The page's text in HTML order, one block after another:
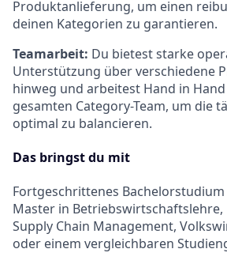
Produktanlieferung, um einen
deinen Kategorien zu garantieren.
Teamarbeit: Du bietest starke
Unterstützung über verschiedene
hinweg und arbeitest Hand in
gesamten Category-Team, um die
optimal zu balancieren.
Das bringst du mit
Fortgeschrittenes
Master in Betriebswirtschaftslehre,
Supply Chain Management,
oder einem vergleichbaren